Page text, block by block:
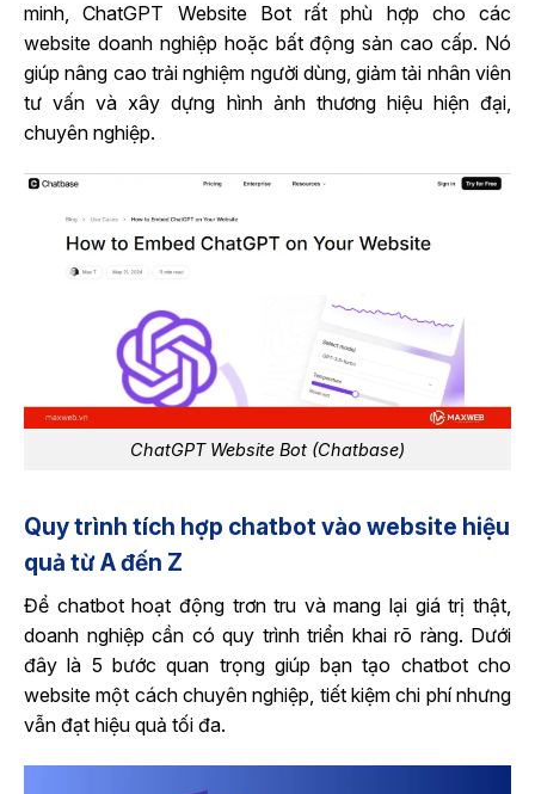
minh, ChatGPT Website Bot rất phù hợp cho các
website doanh nghiệp hoặc bất động sản cao cấp. Nó
giúp nâng cao trải nghiệm người dùng, giảm tải nhân viên
tư vấn và xây dựng hình ảnh thương hiệu hiện đại,
chuyên nghiệp.
ChatGPT Website Bot (Chatbase)
Quy trình tích hợp chatbot vào website hiệu
quả từ A đến Z
Để chatbot hoạt động trơn tru và mang lại giá trị thật,
doanh nghiệp cần có quy trình triển khai rõ ràng. Dưới
đây là 5 bước quan trọng giúp bạn tạo chatbot cho
website một cách chuyên nghiệp, tiết kiệm chi phí nhưng
vẫn đạt hiệu quả tối đa.